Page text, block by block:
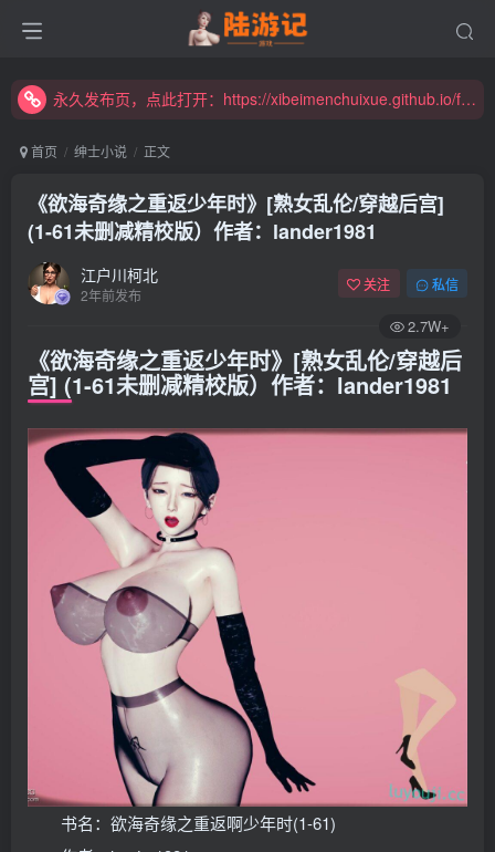
永久发布页，点此打开：https://xibeimenchuixue.github.io/fabuye/
永久发布页，点此打开：https://xibeimenchuixue.github.io/fabuye/
首页 绅士小说 正文
《欲海奇缘之重返少年时》[熟女乱伦/穿越后宫]
(1-61未删减精校版）作者：lander1981
江户川柯北
2年前发布
关注 私信
2.7W+
《欲海奇缘之重返少年时》[熟女乱伦/穿越后
宫] (1-61未删减精校版）作者：lander1981
书名：欲海奇缘之重返啊少年时(1-61)